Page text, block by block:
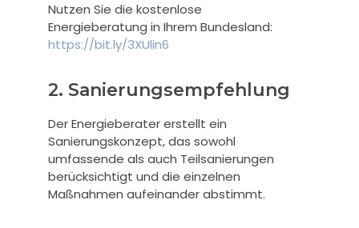
Nutzen Sie die kostenlose
Energieberatung in Ihrem Bundesland:
https://bit.ly/3XUlin6
2. Sanierungsempfehlung
Der Energieberater erstellt ein
Sanierungskonzept, das sowohl
umfassende als auch Teilsanierungen
berücksichtigt und die einzelnen
Maßnahmen aufeinander abstimmt.